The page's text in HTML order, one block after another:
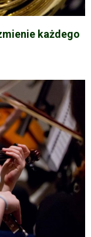
każdego